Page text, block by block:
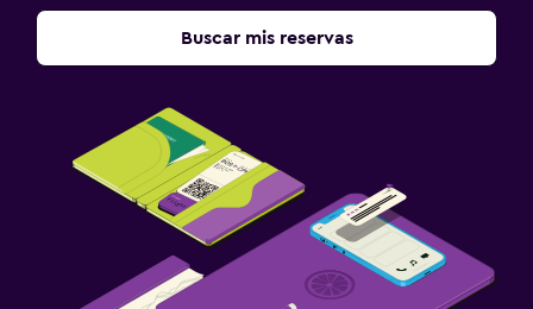
Buscar mis reservas